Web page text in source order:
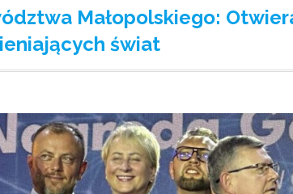
Małopolskiego:
świat